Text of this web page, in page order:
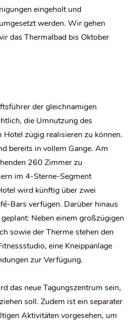
eingeholt und
werden. Wir gehen
das Thermalbad bis Oktober
der gleichnamigen
die Umnutzung des
Hotel zügig realisieren zu können.
bereits in vollem Gange. Am
260 Zimmer zu
im 4-Sterne-Segment
wird künftig über zwei
Bars verfügen. Darüber hinaus
Neben einem großzügigen
sowie der Therme stehen den
eine Kneippanlage
zur Verfügung.
das neue Tagungszentrum sein,
soll. Zudem ist ein separater
Aktivitäten vorgesehen, um